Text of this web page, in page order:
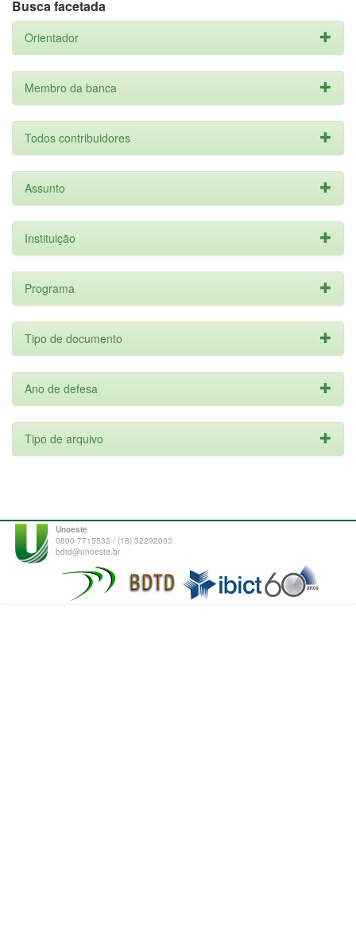
Busca facetada
Orientador
Membro da banca
Todos contribuidores
Assunto
Instituição
Programa
Tipo de documento
Ano de defesa
Tipo de arquivo
Unoeste
0800 7715533 / (18) 32292003
bdtd@unoeste.br